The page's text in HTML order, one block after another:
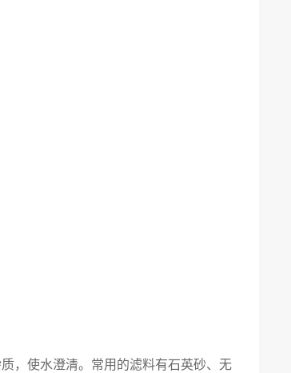
，使水澄清。常用的滤料有石英砂、无